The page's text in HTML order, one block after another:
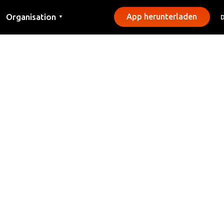
Organisation ▼ App herunterladen